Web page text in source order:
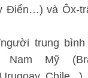
Điển…) và Ôx-
trung
Mỹ